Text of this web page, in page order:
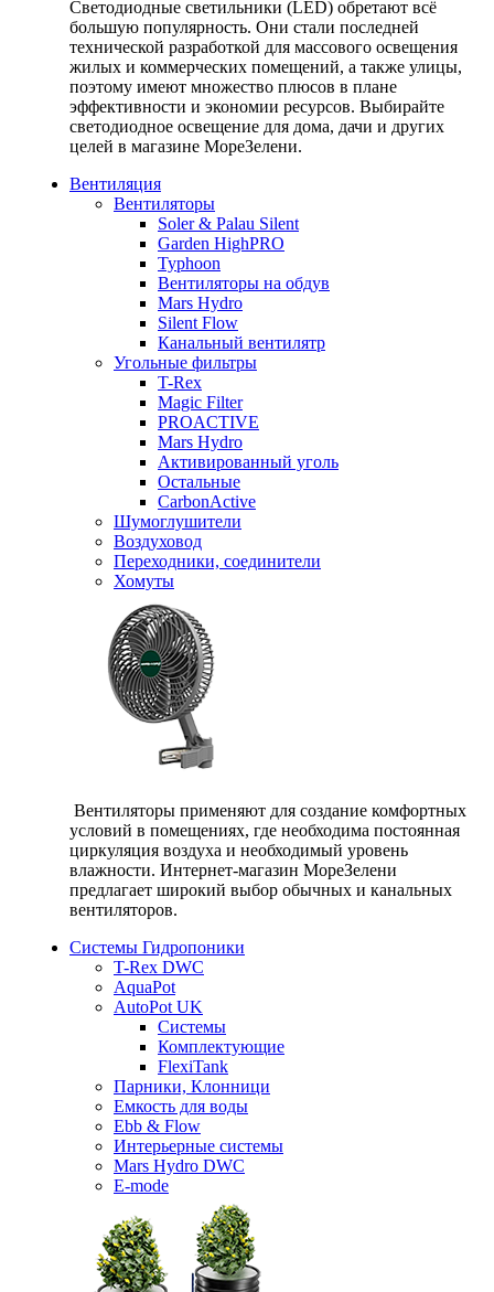
Светодиодные светильники (LED) обретают всё
большую популярность. Они стали последней
технической разработкой для массового освещения
жилых и коммерческих помещений, а также улицы,
поэтому имеют множество плюсов в плане
эффективности и экономии ресурсов. Выбирайте
светодиодное освещение для дома, дачи и других
целей в магазине МореЗелени.
Вентиляция
Вентиляторы
Soler & Palau Silent
Garden HighPRO
Typhoon
Вентиляторы на обдув
Mars Hydro
Silent Flow
Канальный вентилятр
Угольные фильтры
T-Rex
Magic Filter
PROACTIVE
Mars Hydro
Активированный уголь
Остальные
CarbonActive
Шумоглушители
Воздуховод
Переходники, соединители
Хомуты
Вентиляторы применяют для создание комфортных
условий в помещениях, где необходима постоянная
циркуляция воздуха и необходимый уровень
влажности. Интернет-магазин МореЗелени
предлагает широкий выбор обычных и канальных
вентиляторов.
Системы Гидропоники
T-Rex DWC
AquaPot
AutoPot UK
Системы
Комплектующие
FlexiTank
Парники, Клонници
Емкость для воды
Ebb & Flow
Интерьерные системы
Mars Hydro DWC
E-mode